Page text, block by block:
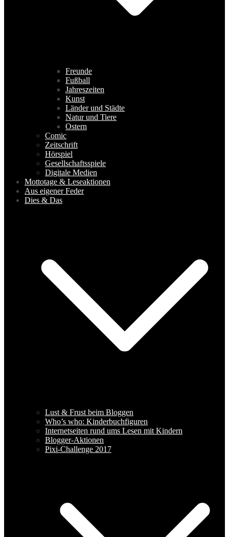
Freunde
Fußball
Jahreszeiten
Kunst
Länder und Städte
Natur und Tiere
Ostern
Comic
Zeitschrift
Hörspiel
Gesellschaftsspiele
Digitale Medien
Mottotage & Leseaktionen
Aus eigener Feder
Dies & Das
Lust & Frust beim Bloggen
Who’s who: Kinderbuchfiguren
Internetseiten rund ums Lesen mit Kindern
Blogger-Aktionen
Pixi-Challenge 2017